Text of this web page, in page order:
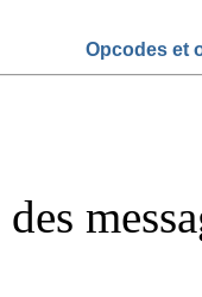
Opcodes et